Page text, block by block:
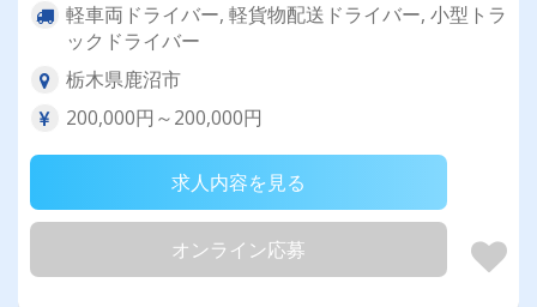
軽車両ドライバー, 軽貨物配送ドライバー, 小型トラ
ックドライバー
栃木県鹿沼市
200,000円～200,000円
求人内容を見る
オンライン応募